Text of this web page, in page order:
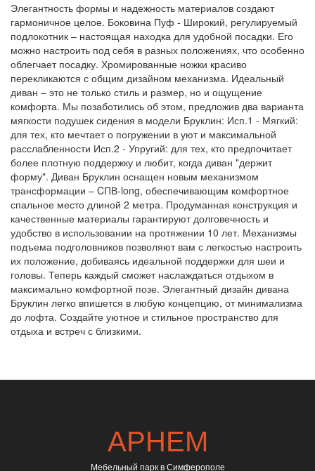
Элегантность формы и надежность материалов создают
гармоничное целое. Боковина Пуф - Широкий, регулируемый
подлокотник – настоящая находка для удобной посадки. Его
можно настроить под себя в разных положениях, что особенно
облегчает посадку. Хромированные ножки красиво
перекликаются с общим дизайном механизма. Идеальный
диван – это не только стиль и размер, но и ощущение
комфорта. Мы позаботились об этом, предложив два варианта
мягкости подушек сидения в модели Бруклин: Исп.1 - Мягкий:
для тех, кто мечтает о погружении в уют и максимальной
расслабленности Исп.2 - Упругий: для тех, кто предпочитает
более плотную поддержку и любит, когда диван "держит
форму". Диван Бруклин оснащен новым механизмом
трансформации – CПВ-long, обеспечивающим комфортное
спальное место длиной 2 метра. Продуманная конструкция и
качественные материалы гарантируют долговечность и
удобство в использовании на протяжении 10 лет. Механизмы
подъема подголовников позволяют вам с легкостью настроить
их положение, добиваясь идеальной поддержки для шеи и
головы. Теперь каждый сможет наслаждаться отдыхом в
максимально комфортной позе. Элегантный дизайн дивана
Бруклин легко впишется в любую концепцию, от минимализма
до лофта. Создайте уютное и стильное пространство для
отдыха и встреч с близкими.
АРНЕМ
Мебельный парк в Симферополе